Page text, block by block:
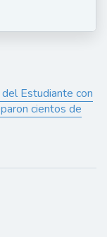
Estudiante con
cientos de